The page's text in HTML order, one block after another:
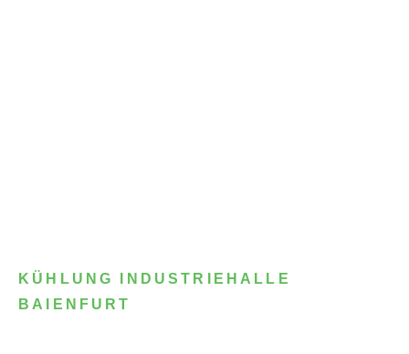
KÜHLUNG INDUSTRIEHALLE
BAIENFURT